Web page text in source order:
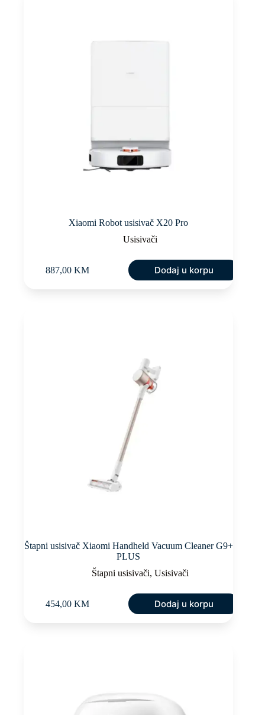
Xiaomi Robot usisivač X20 Pro
Usisivači
887,00 KM Dodaj u korpu
Štapni usisivač Xiaomi Handheld Vacuum Cleaner G9+
PLUS
Štapni usisivači,Usisivači
454,00 KM Dodaj u korpu